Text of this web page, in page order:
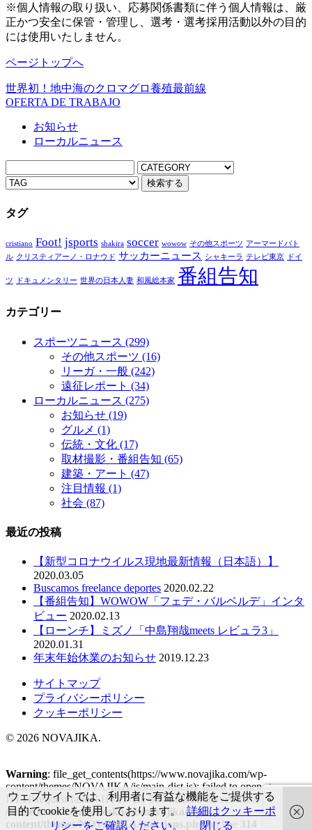
※個人情報の取り扱い、応募関係書類に伴う個人情報は、厳
正かつ安全に保管・管理し、選考・選考採用活動以外の目的
には使用いたしません。
ページトップへ
世界初！地中海のクロマグロ養殖最前線
OFERTA DE TRABAJO
お知らせ
ローカルニュース
タグ
cristiano Foot! jsports shakira soccer wowow その他スポーツ アーマードバト
ル クリスティアーノ・ロナウド サッカーニュース シャキーラ テレビ東京 ドイ
ツ ドキュメンタリー 世界の日本人妻 和風総本家 番組告知
カテゴリー
スポーツニュース (299)
その他スポーツ (16)
リーガ・一般 (242)
遠征レポート (34)
ローカルニュース (275)
お知らせ (19)
グルメ (1)
伝統・文化 (17)
取材撮影・番組告知 (65)
建築・アート (47)
注目情報 (1)
社会 (87)
最近の投稿
【新型コロナウイルス現地最新情報（日本語）】
2020.03.05
Buscamos freelance deportes 2020.02.22
【番組告知】WOWOW「フェデ・バルベルデ」インタ
ビュー 2020.02.13
【ローンチ】ミズノ「中島翔哉meets レビュラ3」
2020.01.31
年末年始休業のお知らせ 2019.12.23
サイトマップ
プライバシーポリシー
クッキーポリシー
© 2026 NOVAJIKA.
Warning: file_get_contents(https://www.novajika.com/wp-
content/themes/NOVAJIKA/js/main-dist.js): failed to open stream:
HTTP request failed! HTTP/1.1 500 Internal Server Error in
/home/users/2/babakosk/web/novajika/wp-
content/themes/NOVAJIKA/functions.phpon line 314
ウェブサイトでは、利用者に有益な機能をご提供する
目的でcookieを使用しております。 詳細はクッキーポ
リシーをご確認ください。
閉じる